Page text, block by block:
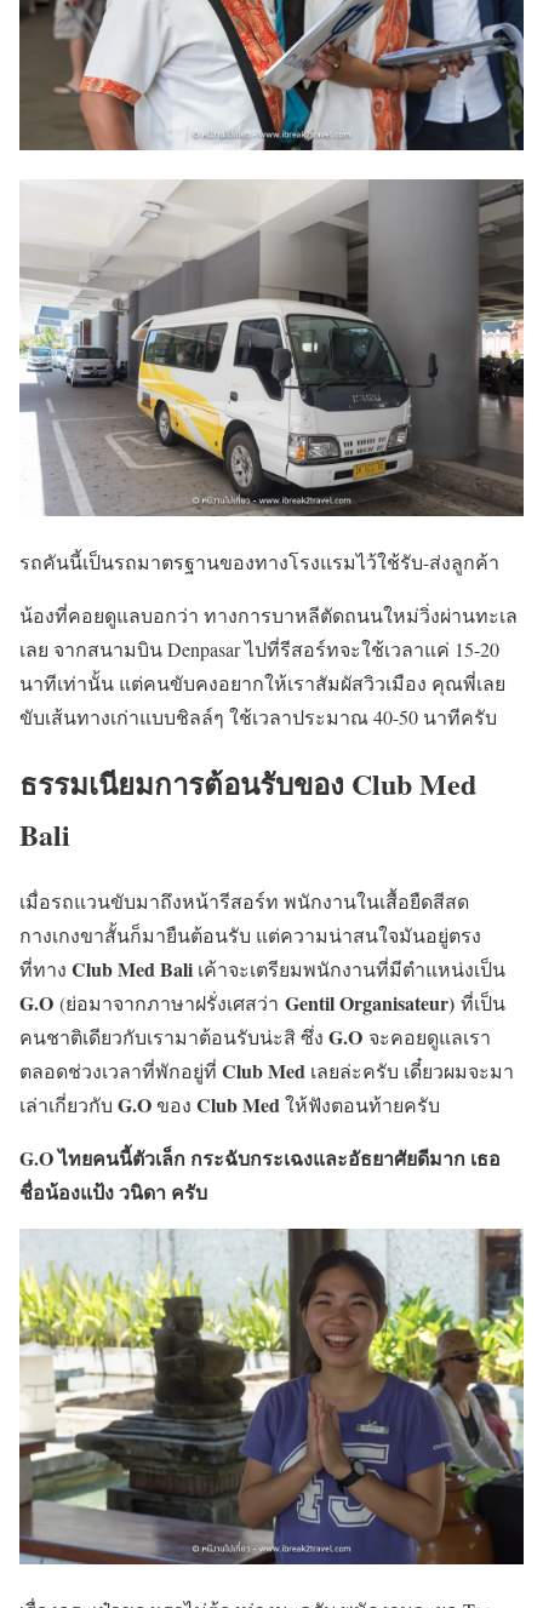
รถคันนี้เป็นรถมาตรฐานของทางโรงแรมไว้ใช้รับ-ส่งลูกค้า
น้องที่คอยดูแลบอกว่า ทางการบาหลีตัดถนนใหม่วิ่งผ่านทะเล
เลย จากสนามบิน Denpasar ไปที่รีสอร์ทจะใช้เวลาแค่ 15-20
นาทีเท่านั้น แต่คนขับคงอยากให้เราสัมผัสวิวเมือง คุณพี่เลย
ขับเส้นทางเก่าแบบชิลล์ๆ ใช้เวลาประมาณ 40-50 นาทีครับ
ธรรมเนียมการต้อนรับของ Club Med
Bali
เมื่อรถแวนขับมาถึงหน้ารีสอร์ท พนักงานในเสื้อยืดสีสด
กางเกงขาสั้นก็มายืนต้อนรับ แต่ความน่าสนใจมันอยู่ตรง
ที่ทาง Club Med Bali เค้าจะเตรียมพนักงานที่มีตำแหน่งเป็น
G.O (ย่อมาจากภาษาฝรั่งเศสว่า Gentil Organisateur) ที่เป็น
คนชาติเดียวกับเรามาต้อนรับน่ะสิ ซึ่ง G.O จะคอยดูแลเรา
ตลอดช่วงเวลาที่พักอยู่ที่ Club Med เลยล่ะครับ เดี๋ยวผมจะมา
เล่าเกี่ยวกับ G.Oของ Club Med ให้ฟังตอนท้ายครับ
G.O ไทยคนนี้ตัวเล็ก กระฉับกระเฉงและอัธยาศัยดีมาก เธอ
ชื่อน้องแป้ง วนิดา ครับ